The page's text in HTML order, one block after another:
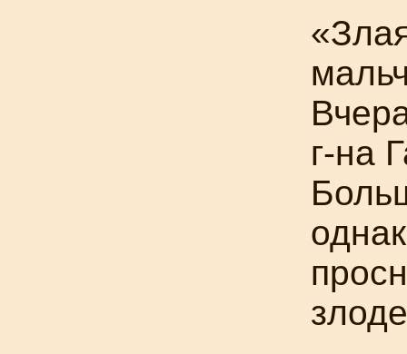
г-на